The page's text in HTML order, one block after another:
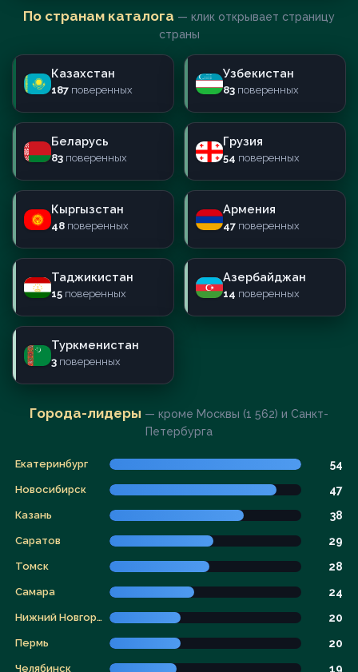
По странам каталога — клик открывает страницу
страны
Казахстан
187 поверенных
Узбекистан
83 поверенных
Беларусь
83 поверенных
Грузия
54 поверенных
Кыргызстан
48 поверенных
Армения
47 поверенных
Таджикистан
15 поверенных
Азербайджан
14 поверенных
Туркменистан
3 поверенных
Города-лидеры — кроме Москвы (1 562) и Санкт-
Петербурга
Екатеринбург 54
Новосибирск 47
Казань 38
Саратов 29
Томск 28
Самара 24
Нижний Новгород 20
Пермь 20
Челябинск 19